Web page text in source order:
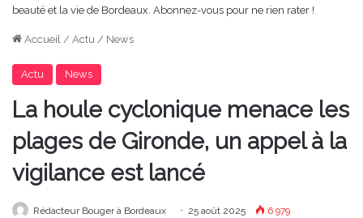
beauté et la vie de Bordeaux. Abonnez-vous pour ne rien rater !
Accueil / Actu / News
Actu News
La houle cyclonique menace les
plages de Gironde, un appel à la
vigilance est lancé
Rédacteur Bouger à Bordeaux 25 août 2025 6 979